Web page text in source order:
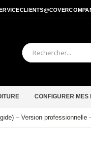
CONFIGURER MES
– Version professionnelle